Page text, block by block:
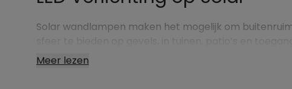
Solar wandlampen maken het mogelijk om
Meer lezen